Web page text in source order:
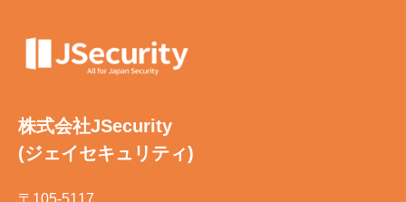
株式会社JSecurity
(ジェイセキュリティ)
〒105-5117